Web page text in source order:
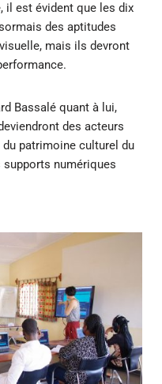
il est évident que les dix
des aptitudes
mais ils devront
Bassalé quant à lui,
des acteurs
patrimoine culturel du
supports numériques